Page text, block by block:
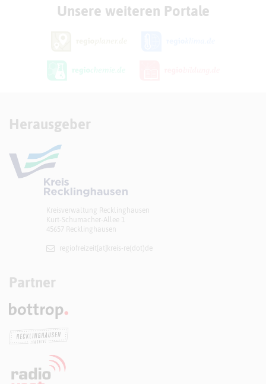
Unsere weiteren Portale
Herausgeber
Kreisverwaltung Recklinghausen
Kurt-Schumacher-Allee 1
45657 Recklinghausen
regiofreizeit[at]​kreis-re(dot)de
Partner